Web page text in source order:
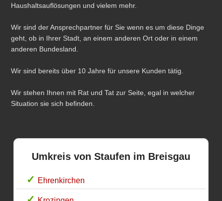
Haushaltsauflösungen und vielem mehr.
Wir sind der Ansprechpartner für Sie wenn es um diese Dinge
geht, ob in Ihrer Stadt, an einem anderen Ort oder in einem
anderen Bundesland.
Wir sind bereits über 10 Jahre für unsere Kunden tätig.
Wir stehen Ihnen mit Rat und Tat zur Seite, egal in welcher
Situation sie sich befinden.
Umkreis von Staufen im Breisgau
Ehrenkirchen